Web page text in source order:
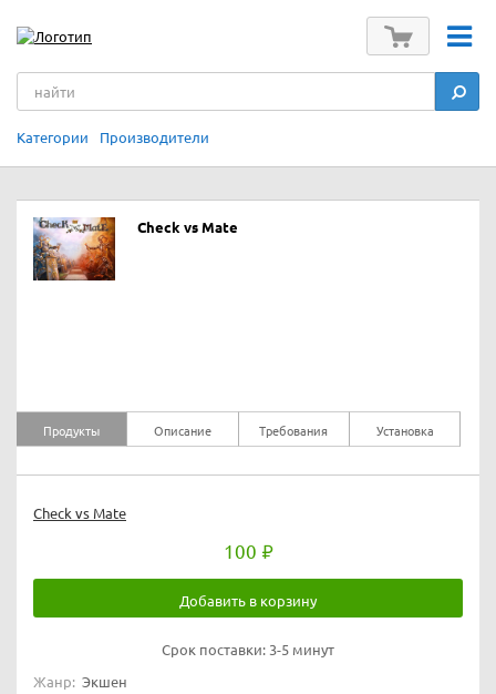
Категории Производители
Check vs Mate
Продукты Описание Требования Установка
Check vs Mate
100
Добавить в корзину
Срок поставки: 3-5 минут
Жанр: Экшен